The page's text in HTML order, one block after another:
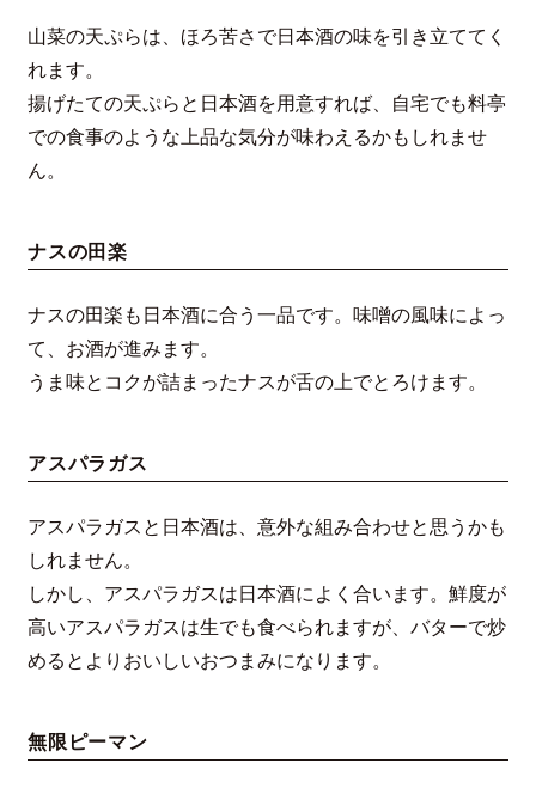
山菜の天ぷらは、ほろ苦さで日本酒の味を引き立ててく
れます。
揚げたての天ぷらと日本酒を用意すれば、自宅でも料亭
での食事のような上品な気分が味わえるかもしれませ
ん。
ナスの田楽
ナスの田楽も日本酒に合う一品です。味噌の風味によっ
て、お酒が進みます。
うま味とコクが詰まったナスが舌の上でとろけます。
アスパラガス
アスパラガスと日本酒は、意外な組み合わせと思うかも
しれません。
しかし、アスパラガスは日本酒によく合います。鮮度が
高いアスパラガスは生でも食べられますが、バターで炒
めるとよりおいしいおつまみになります。
無限ピーマン